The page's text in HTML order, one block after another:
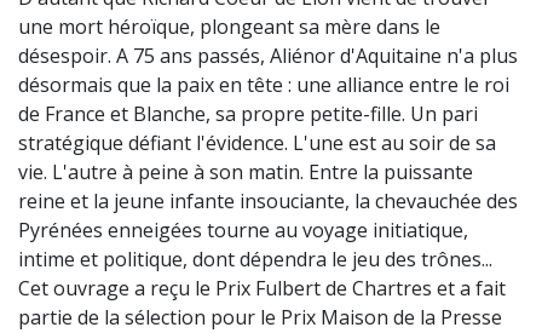
une mort héroïque, plongeant sa mère dans le
désespoir. A 75 ans passés, Aliénor d'Aquitaine n'a plus
désormais que la paix en tête : une alliance entre le roi
de France et Blanche, sa propre petite-fille. Un pari
stratégique défiant l'évidence. L'une est au soir de sa
vie. L'autre à peine à son matin. Entre la puissante
reine et la jeune infante insouciante, la chevauchée des
Pyrénées enneigées tourne au voyage initiatique,
intime et politique, dont dépendra le jeu des trônes...
Cet ouvrage a reçu le Prix Fulbert de Chartres et a fait
partie de la sélection pour le Prix Maison de la Presse